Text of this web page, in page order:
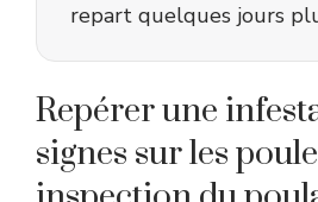
repart quelques jours
Repérer une
signes sur les